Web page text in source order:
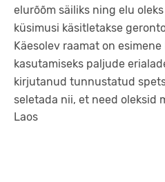
elurõõm säiliks ning elu
küsimusi käsitletakse
Käesolev raamat on
kasutamiseks paljude
kirjutanud tunnustatud
seletada nii, et need oleksid
Laos